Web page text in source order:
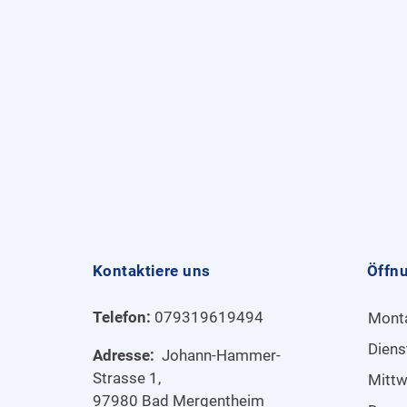
Kontaktiere uns
Telefon: 079319619494
Adresse: Johann-Hammer-
Strasse 1,
97980 Bad Mergentheim